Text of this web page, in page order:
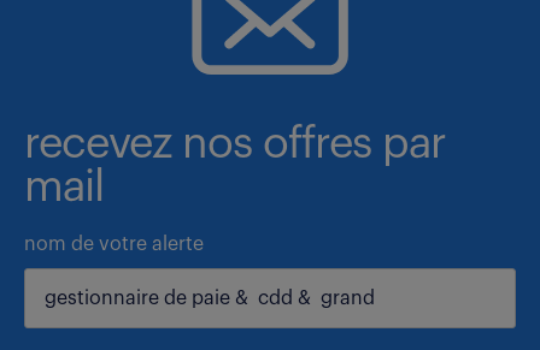
recevez nos offres par
mail
nom de votre alerte